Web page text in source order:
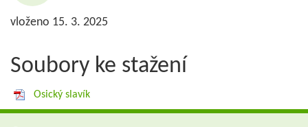
vloženo 15. 3. 2025
Soubory ke stažení
Osický slavík